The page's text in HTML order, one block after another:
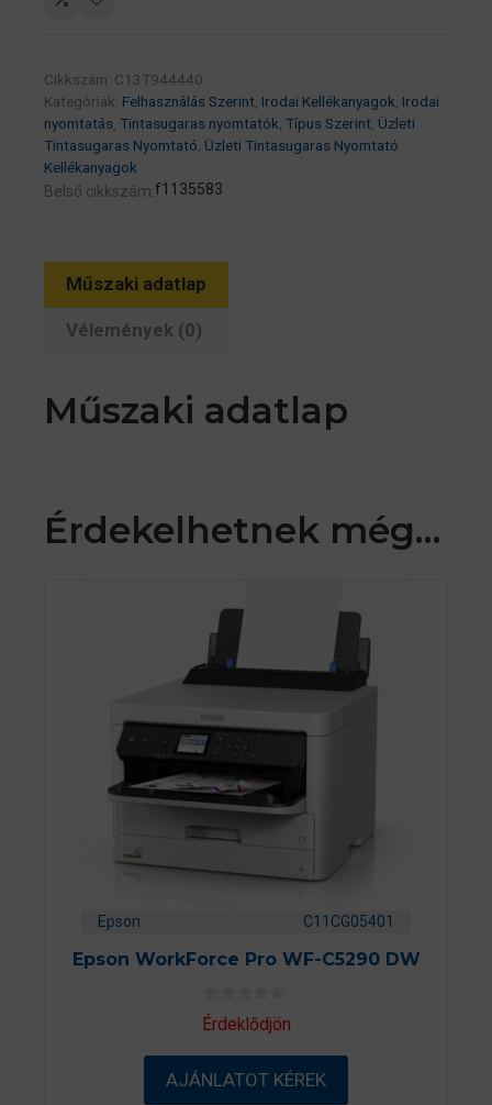
C13T944440
Workforce
Pro
C5210/C5290/C5710/C5790
Cikkszám: C13T944440
Kategóriák: Felhasználás Szerint Irodai Kellékanyagok Irodai
nyomtatás Tintasugaras nyomtatók Típus Szerint Üzleti
Tintasugaras Nyomtató Üzleti Tintasugaras Nyomtató
Kellékanyagok
Belső cikkszám:f1135583
Műszaki adatlap
Vélemények (0)
Műszaki adatlap
Érdekelhetnek még…
Epson C11CG05401
Epson WorkForce Pro WF-C5290 DW
0
a
-
Érdeklődjön
AJÁNLATOT KÉREK